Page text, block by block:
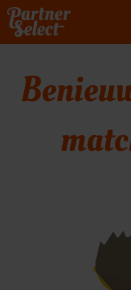
Ga
naar
de